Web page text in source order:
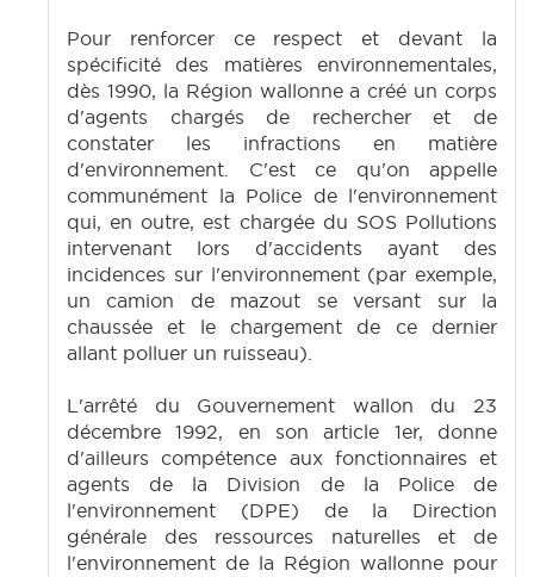
Pour renforcer ce respect et devant la
spécificité des matières environnementales,
dès 1990, la Région wallonne a créé un corps
d'agents chargés de rechercher et de
constater les infractions en matière
d'environnement. C'est ce qu'on appelle
communément la Police de l'environnement
qui, en outre, est chargée du SOS Pollutions
intervenant lors d'accidents ayant des
incidences sur l'environnement (par exemple,
un camion de mazout se versant sur la
chaussée et le chargement de ce dernier
allant polluer un ruisseau).
L'arrêté du Gouvernement wallon du 23
décembre 1992, en son article 1er, donne
d'ailleurs compétence aux fonctionnaires et
agents de la Division de la Police de
l'environnement (DPE) de la Direction
générale des ressources naturelles et de
l'environnement de la Région wallonne pour